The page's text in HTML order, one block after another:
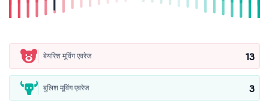
बेयरिश मूविंग एवरेज 13
बुलिश मूविंग एवरेज 3